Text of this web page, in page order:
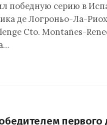
победную серию в
де Логроньо-Ла-
Cto. Montañes-
первого